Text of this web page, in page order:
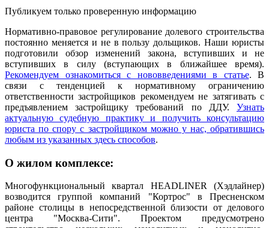
Публикуем только проверенную информацию
Нормативно-правовое регулирование долевого строительства
постоянно меняется и не в пользу дольщиков. Наши юристы
подготовили обзор изменений закона, вступивших и не
вступивших в силу (вступающих в ближайшее время).
Рекомендуем ознакомиться с нововведениями в статье. В
связи с тенденцией к нормативному ограничению
ответственности застройщиков рекомендуем не затягивать с
предъявлением застройщику требований по ДДУ. Узнать
актуальную судебную практику и получить консультацию
юриста по спору с застройщиком можно у нас, обратившись
любым из указанных здесь способов.
О жилом комплексе:
Многофункциональный квартал HEADLINER (Хэдлайнер)
возводится группой компаний "Кортрос" в Пресненском
районе столицы в непосредственной близости от делового
центра "Москва-Сити". Проектом предусмотрено